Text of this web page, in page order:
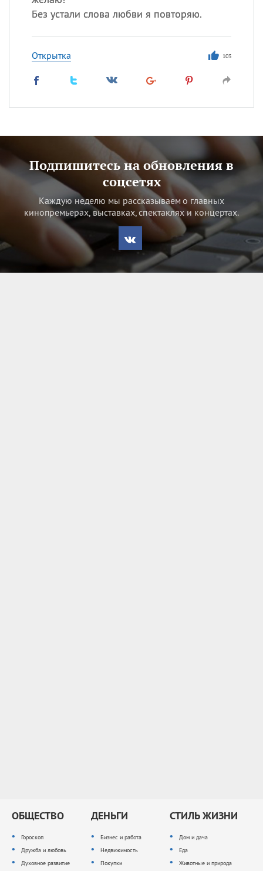
Без устали слова любви я повторяю.
Открытка 103
Подпишитесь на обновления в
соцсетях
Каждую неделю мы рассказываем о главных
кинопремьерах, выставках, спектаклях и концертах.
ОБЩЕСТВО
Гороскоп
Дружба и любовь
Духовное развитие
ДЕНЬГИ
Бизнес и работа
Недвижимость
Покупки
СТИЛЬ ЖИЗНИ
Дом и дача
Еда
Животные и природа